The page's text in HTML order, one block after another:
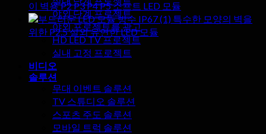
야외 단계 프로젝트
야외 프로젝트를 광고
HD LED TV 프로젝트
실내 고정 프로젝트
비디오
솔루션
무대 이벤트 솔루션
TV 스튜디오 솔루션
스포츠 주도 솔루션
모바일 트럭 솔루션
이 벽용 P2 P3 P4 P5 소프트 LED 모듈
특수한 모양의 벽을
위한 P2.5 실외 유연한 LED 모듈